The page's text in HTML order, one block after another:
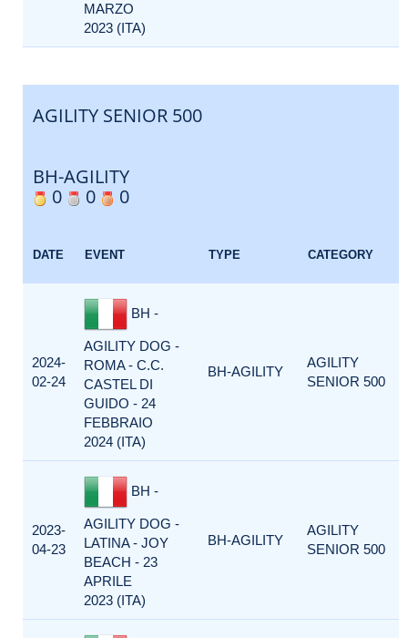
MARZO
2023 (ITA)
AGILITY SENIOR 500
BH-AGILITY
0
0 0
DATE EVENT TYPE CATEGORY
2024-
02-24
BH -
AGILITY DOG -
ROMA - C.C.
CASTEL DI
GUIDO - 24
FEBBRAIO
2024 (ITA)
BH-AGILITY
AGILITY
SENIOR 500
2023-
04-23
BH -
AGILITY DOG -
LATINA - JOY
BEACH - 23
APRILE
2023 (ITA)
BH-AGILITY
AGILITY
SENIOR 500